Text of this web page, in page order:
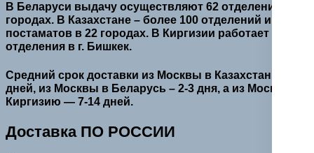
В Беларуси выдачу осуществляют 62 отделения в 38
городах. В Казахстане – более 100 отделений и
постаматов в 22 городах. В Киргизии работает 2
отделения в г. Бишкек.
Средний срок доставки из Москвы в Казахстан – 5-9
дней, из Москвы в Беларусь – 2-3 дня, а из Москвы в
Киргизию — 7-14 дней.
Доставка ПО РОССИИ